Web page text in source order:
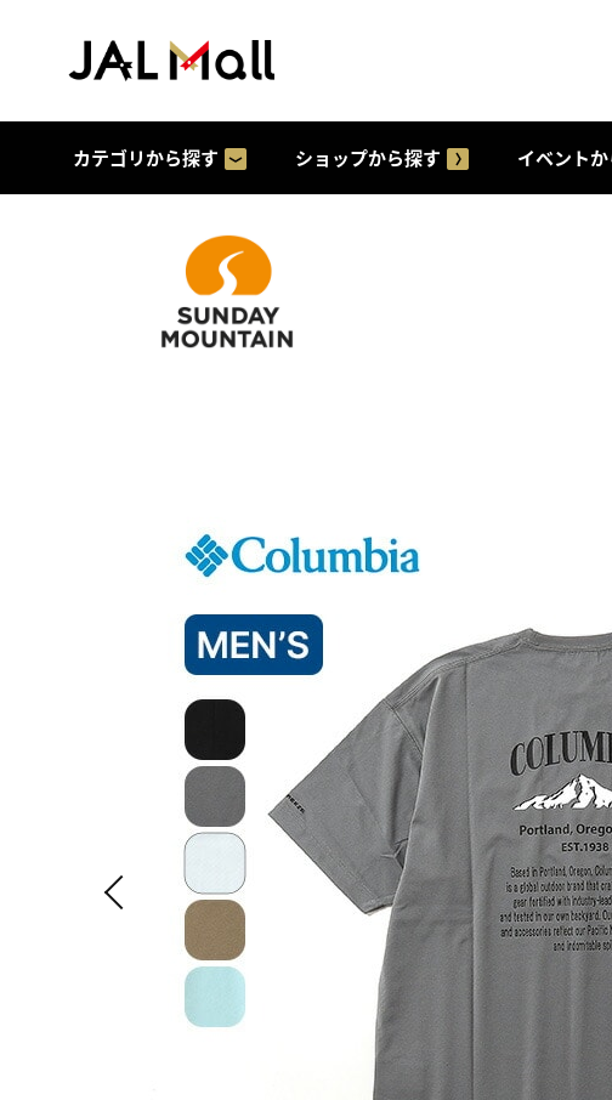
カテゴリから探す ショップから探す イベント